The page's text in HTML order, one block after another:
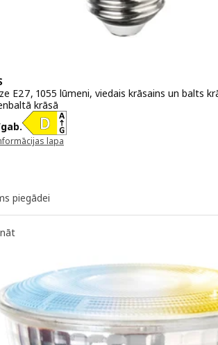
E27, 1055 lūmeni, viedais krāsains un balts
krāsā
gab.
lapa
piegādei